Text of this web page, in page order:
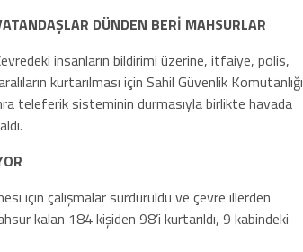
DÜNDEN BERİ MAHSURLAR
insanların bildirimi üzerine, itfaiye, polis,
kurtarılması için Sahil Güvenlik Komutanlığı
teleferik sisteminin durmasıyla birlikte havada
için çalışmalar sürdürüldü ve çevre illerden
kalan 184 kişiden 98’i kurtarıldı, 9 kabindeki